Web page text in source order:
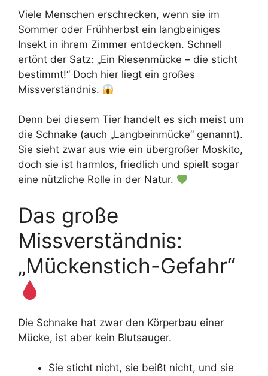
Viele Menschen erschrecken, wenn sie im
Sommer oder Frühherbst ein langbeiniges
Insekt in ihrem Zimmer entdecken. Schnell
ertönt der Satz: „Ein Riesenmücke – die sticht
bestimmt!“ Doch hier liegt ein großes
Missverständnis.
Denn bei diesem Tier handelt es sich meist um
die Schnake (auch „Langbeinmücke“ genannt).
Sie sieht zwar aus wie ein übergroßer Moskito,
doch sie ist harmlos, friedlich und spielt sogar
eine nützliche Rolle in der Natur.
Das große
Missverständnis:
„Mückenstich-Gefahr“
Die Schnake hat zwar den Körperbau einer
Mücke, ist aber kein Blutsauger.
Sie sticht nicht, sie beißt nicht, und sie